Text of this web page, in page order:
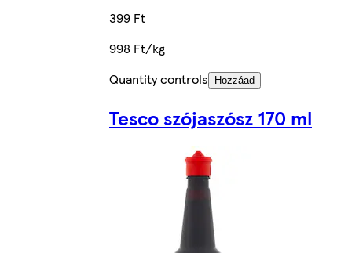
399 Ft
998 Ft/kg
Quantity controls
Hozzáad
Tesco szójaszósz 170 ml